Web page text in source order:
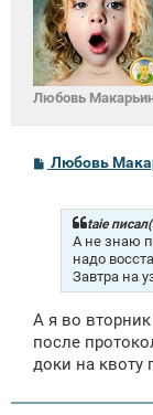
Любовь
С
Любовь
taie
А не знаю
надо
Завтра на
А я во
после
доки на квоту